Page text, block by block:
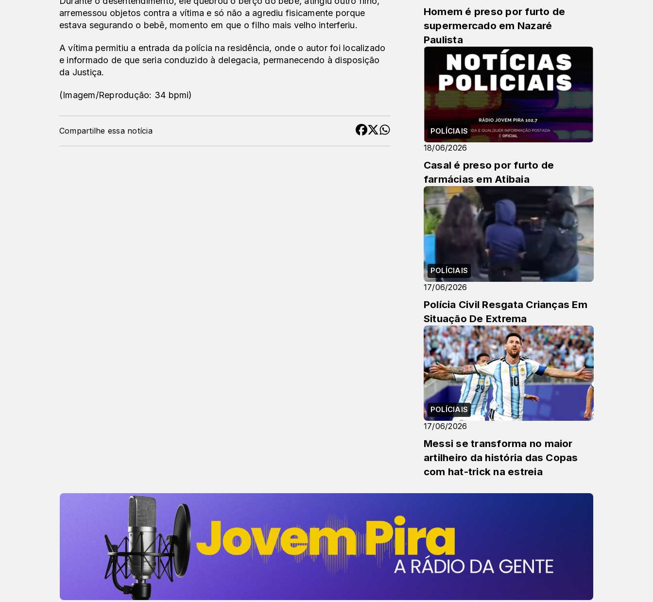
arremessou objetos contra a vítima e só não a agrediu fisicamente porque
estava segurando o bebê, momento em que o filho mais velho interferiu.
A vítima permitiu a entrada da polícia na residência, onde o autor foi localizado
e informado de que seria conduzido à delegacia, permanecendo à disposição
da Justiça.
(Imagem/Reprodução: 34 bpmi)
Compartilhe essa notícia
Homem é preso por furto de
supermercado em Nazaré
Paulista
POLÍCIAIS
18/06/2026
Casal é preso por furto de
farmácias em Atibaia
POLÍCIAIS
17/06/2026
Polícia Civil Resgata Crianças Em
Situação De Extrema
POLÍCIAIS
17/06/2026
Messi se transforma no maior
artilheiro da história das Copas
com hat-trick na estreia